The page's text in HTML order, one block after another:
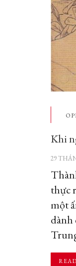
Khi
29
thực
một
dành